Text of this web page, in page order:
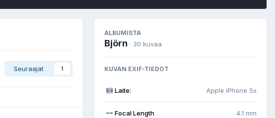
Seuraajat 1
ALBUMISTA
Björn · 30 kuvaa
KUVAN EXIF-TIEDOT
Laite: Apple iPhone 5s
Focal Length 4.1 mm